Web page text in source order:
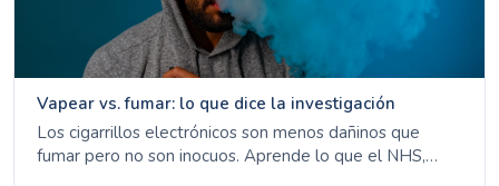
Vapear vs. fumar: lo que dice la investigación
Los cigarrillos electrónicos son menos dañinos que
fumar pero no son inocuos. Aprende lo que el NHS,